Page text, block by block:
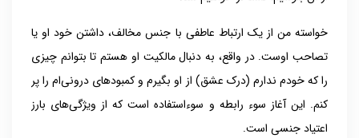
خواسته من از یک ارتباط عاطفی با جنس مخالف، داشتن خود او یا
تصاحب اوست. در واقع، به دنبال مالکیت او هستم تا بتوانم چیزی
را که خودم ندارم (درک عشق) از او بگیرم و کمبودهای درونی‌ام را پر
کنم. این آغاز سوء رابطه و سوءاستفاده است که از ویژگی‌های بارز
اعتیاد جنسی است.